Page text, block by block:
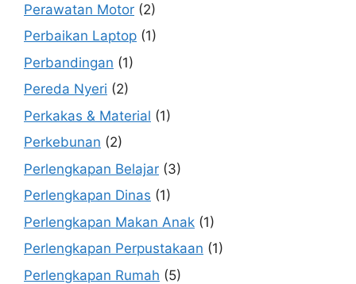
Perawatan Motor (2)
Perbaikan Laptop (1)
Perbandingan (1)
Pereda Nyeri (2)
Perkakas & Material (1)
Perkebunan (2)
Perlengkapan Belajar (3)
Perlengkapan Dinas (1)
Perlengkapan Makan Anak (1)
Perlengkapan Perpustakaan (1)
Perlengkapan Rumah (5)